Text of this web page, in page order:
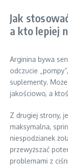
Jak
a kto lepiej
Arginina bywa
odczucie
suplementy.
jakościowo, a
Z drugiej strony,
maksymalna,
niespodzianek
przewyższać
problemami z